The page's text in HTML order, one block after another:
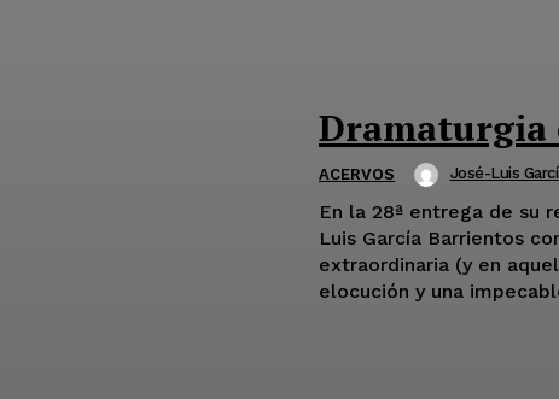
Dramaturgia
ACERVOS José-Luis
En la 28ª entrega de su
Luis García Barrientos
extraordinaria (y en
elocución y una